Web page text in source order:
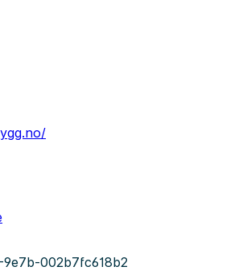
002b7fc618b2